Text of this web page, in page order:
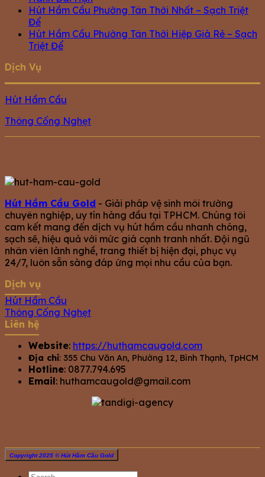
Hút Hầm Cầu Phường Tân Thới Nhất – Sạch Triệt
Để
Hút Hầm Cầu Phường Tân Thới Hiệp Giá Rẻ – Sạch
Triệt Để
Dịch Vụ
Hút Hầm Cầu
Thông Cống Nghẹt
Hút Hầm Cầu Gold - Giải pháp vệ sinh môi trường
chuyên nghiệp, uy tín hàng đầu tại TPHCM. Chúng tôi
cam kết mang đến dịch vụ hút hầm cầu nhanh chóng,
sạch sẽ, hiệu quả với mức giá cạnh tranh nhất. Đội ngũ
nhân viên lành nghề, trang thiết bị hiện đại, phục vụ
24/7, luôn sẵn sàng đáp ứng mọi nhu cầu của bạn.
Dịch vụ
Hút Hầm Cầu
Thông Cống Nghẹt
Liên hệ
Website: https://huthamcaugold.com
Địa chỉ: 355 Chu Văn An, Phường 12, Bình Thạnh, TpHCM
Hotline: 0877.794.695
Email: huthamcaugold@gmail.com
Copyright 2025 © Hút Hầm Cầu Gold